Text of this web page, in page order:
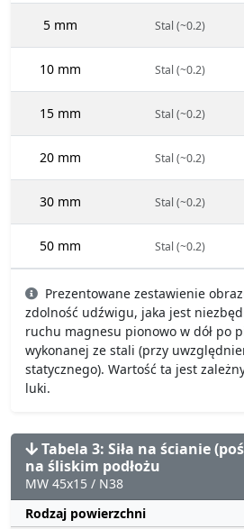
5 mm Stal (~0.2)
10 mm Stal (~0.2)
15 mm Stal (~0.2)
20 mm Stal (~0.2)
30 mm Stal (~0.2)
50 mm Stal (~0.2)
Prezentowane zestawienie
zdolność udźwigu, jaka jest
ruchu magnesu pionowo w dół po
wykonanej ze stali (przy
statycznego). Wartość ta jest
luki.
Tabela 3: Siła na ścianie
na śliskim podłożu
MW 45x15 / N38
Rodzaj powierzchni